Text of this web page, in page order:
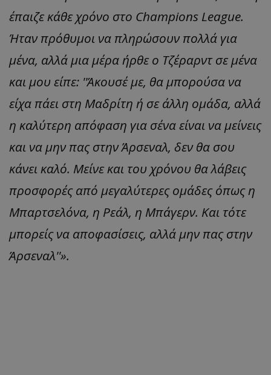
έπαιζε κάθε χρόνο στο Champions League.
Ήταν πρόθυμοι να πληρώσουν πολλά για
μένα, αλλά μια μέρα ήρθε ο Τζέραρντ σε μένα
και μου είπε: ''Άκουσέ με, θα μπορούσα να
είχα πάει στη Μαδρίτη ή σε άλλη ομάδα, αλλά
η καλύτερη απόφαση για σένα είναι να μείνεις
και να μην πας στην Άρσεναλ, δεν θα σου
κάνει καλό. Μείνε και του χρόνου θα λάβεις
προσφορές από μεγαλύτερες ομάδες όπως η
Μπαρτσελόνα, η Ρεάλ, η Μπάγερν. Και τότε
μπορείς να αποφασίσεις, αλλά μην πας στην
Άρσεναλ''».